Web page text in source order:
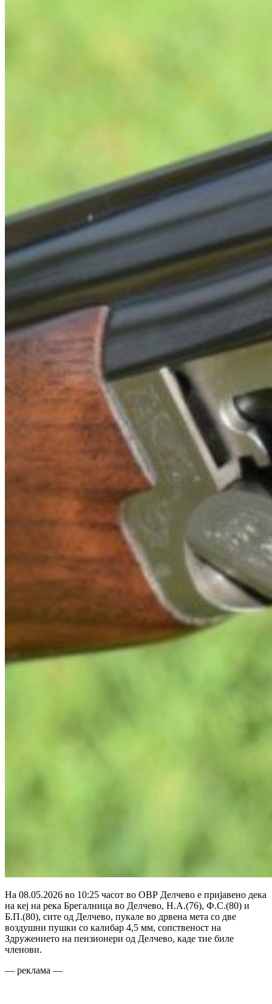
На 08.05.2026 во 10:25 часот во ОВР Делчево е пријавено дека
на кеј на река Брегалница во Делчево, Н.А.(76), Ф.С.(80) и
Б.П.(80), сите од Делчево, пукале во дрвена мета со две
воздушни пушки со калибар 4,5 мм, сопственост на
Здружението на пензионери од Делчево, каде тие биле
членови.
— реклама —